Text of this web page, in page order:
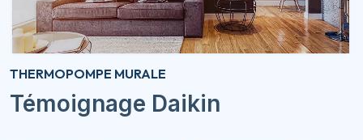
THERMOPOMPE MURALE
Témoignage Daikin